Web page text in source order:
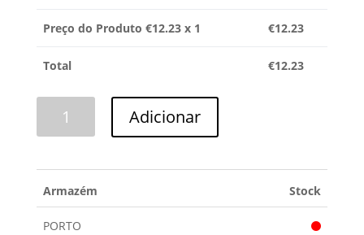
Preço do Produto €12.23 x 1 €12.23
Total €12.23
Adicionar
Armazém Stock
PORTO